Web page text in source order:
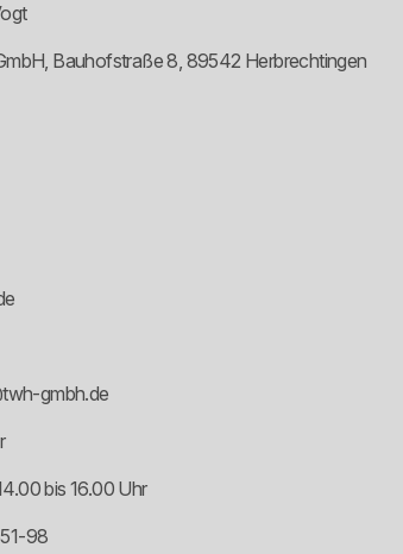
Bauhofstraße 8, 89542 Herbrechtingen
gmbh.de
bis 16.00 Uhr
98